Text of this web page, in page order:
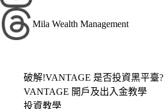
Mila Wealth Management
破解!VANTAGE 是否投資黑平臺?
VANTAGE 開戶及出入金教學
投資教學